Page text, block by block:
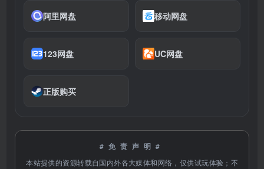
阿里网盘 移动网盘
123网盘 UC网盘
正版购买
#免责声明#
本站提供的资源转载自国内外各大媒体和网络，仅供试玩体验；不